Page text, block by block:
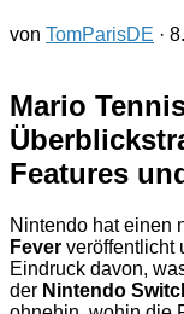
von TomParisDE ·
Mario
Features
Nintendo hat einen
Fever veröffentlicht
Eindruck davon,
der Nintendo